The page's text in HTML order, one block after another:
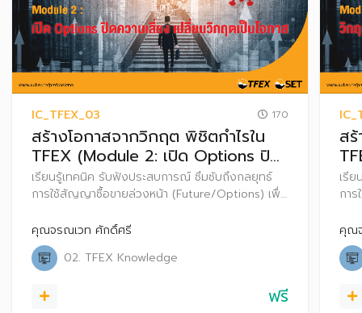
IC_TFEX_03 170
สร้างโอกาสจากวิกฤต พิชิตกำไรใน
TFEX (Module 2: เปิด Options ปิด
ความเสี่ยง เปลี่ยนวิกฤตเป็นโอกาส)
เรียนรู้เทคนิค รับฟังประสบการณ์ ซึมซับถึงกลยุทธ์
การใช้สัญญาซื้อขายล่วงหน้า (Future/Options) เพื่อ
พิชิตกำไรให้กับผู้ลงทุนได้อย่างมืออาชีพ
คุณจรณเวท ศักดิ์ศรี
02. TFEX Knowledge
ฟรี
ส
พิ
เรี
กา
พิชิ
คุณ